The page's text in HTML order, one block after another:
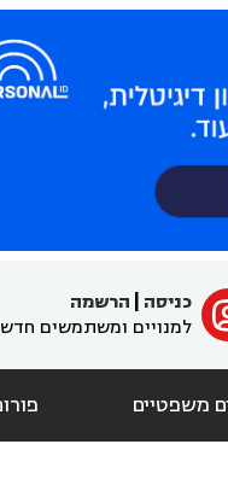
כניסה
הרשמה
למנויים ומשתמשים
משפטיים